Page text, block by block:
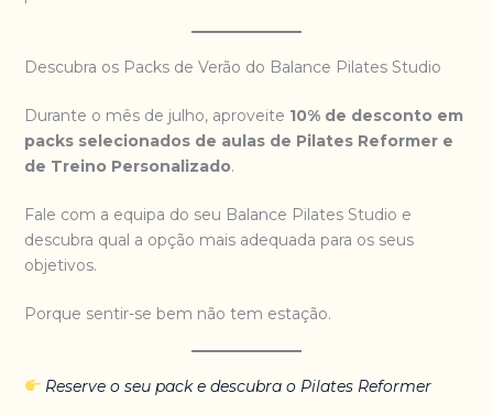
Descubra os Packs de Verão do Balance Pilates Studio
Durante o mês de julho, aproveite 10% de desconto em
packs selecionados de aulas de Pilates Reformer e
de Treino Personalizado.
Fale com a equipa do seu Balance Pilates Studio e
descubra qual a opção mais adequada para os seus
objetivos.
Porque sentir-se bem não tem estação.
Reserve o seu pack e descubra o Pilates Reformer